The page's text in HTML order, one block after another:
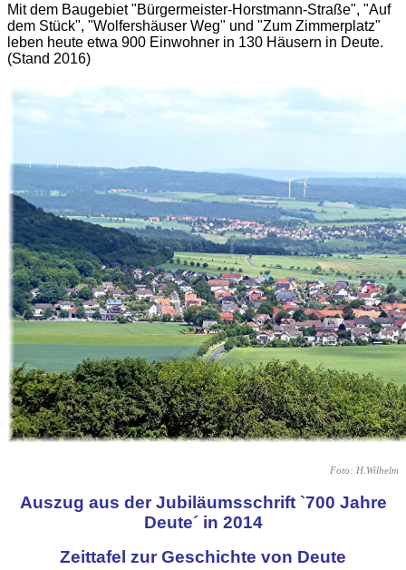
Mit dem Baugebiet "Bürgermeister-Horstmann-Straße", "Auf
dem Stück", "Wolfershäuser Weg" und "Zum Zimmerplatz"
leben heute etwa 900 Einwohner in 130 Häusern in Deute.
(Stand 2016)
Foto: H.Wilhelm
Auszug aus der Jubiläumsschrift`700 Jahre
Deute´ in 2014
Zeittafel zur Geschichte von Deute